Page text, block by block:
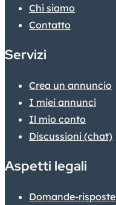
Chi siamo
Contatto
Servizi
Crea un annuncio
I miei annunci
Il mio conto
Discussioni (chat)
Aspetti legali
Domande-risposte